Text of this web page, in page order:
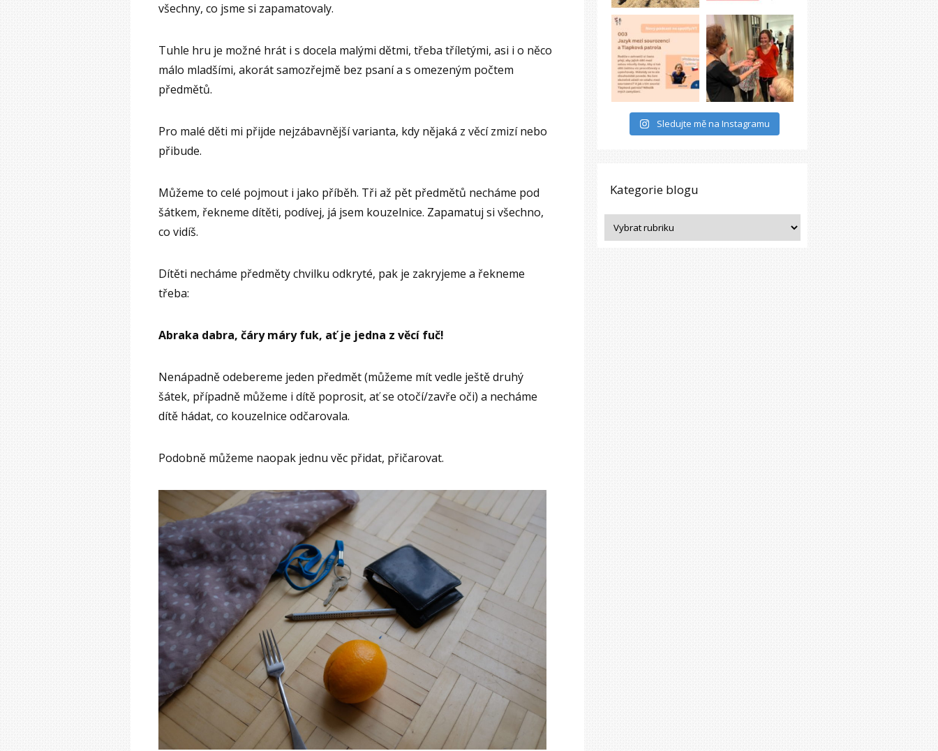
všechny, co jsme si zapamatovaly.
Tuhle hru je možné hrát i s docela malými dětmi, třeba tříletými, asi i o něco
málo mladšími, akorát samozřejmě bez psaní a s omezeným počtem
předmětů.
Pro malé děti mi přijde nejzábavnější varianta, kdy nějaká z věcí zmizí nebo
přibude.
Můžeme to celé pojmout i jako příběh. Tři až pět předmětů necháme pod
šátkem, řekneme dítěti, podívej, já jsem kouzelnice. Zapamatuj si všechno,
co vidíš.
Dítěti necháme předměty chvilku odkryté, pak je zakryjeme a řekneme
třeba:
Abraka dabra, čáry máry fuk, ať je jedna z věcí fuč!
Nenápadně odebereme jeden předmět (můžeme mít vedle ještě druhý
šátek, případně můžeme i dítě poprosit, ať se otočí/zavře oči) a necháme
dítě hádat, co kouzelnice odčarovala.
Podobně můžeme naopak jednu věc přidat, přičarovat.
Sledujte mě na Instagramu
Kategorie blogu